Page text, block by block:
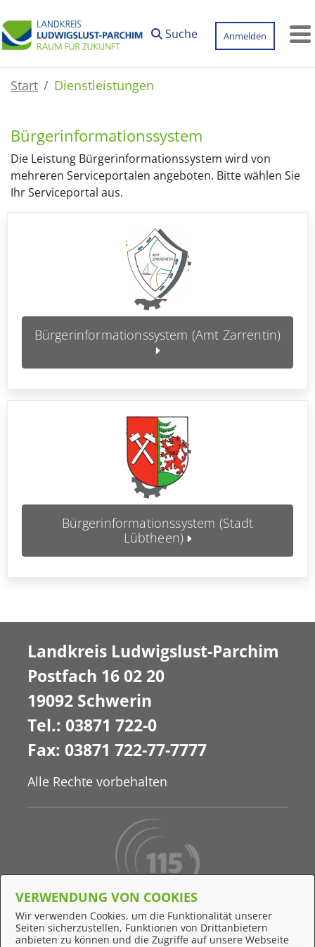
Suche
Anmelden
Start Dienstleistungen
Bürgerinformationssystem
Die Leistung Bürgerinformationssystem wird von
mehreren Serviceportalen angeboten. Bitte wählen Sie
Ihr Serviceportal aus.
Bürgerinformationssystem (Amt Zarrentin)
Bürgerinformationssystem (Stadt
Lübtheen)
Behördennummer 115
Online-Support
Landkreis Ludwigslust-Parchim
Postfach 16 02 20
19092 Schwerin
Tel.: 03871 722-0
Fax: 03871 722-77-7777
Alle Rechte vorbehalten
VERWENDUNG VON COOKIES
Wir verwenden Cookies, um die Funktionalität unserer
Seiten sicherzustellen, Funktionen von Drittanbietern
anbieten zu können und die Zugriffe auf unsere Webseite